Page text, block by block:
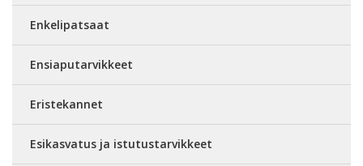
Enkelipatsaat
Ensiaputarvikkeet
Eristekannet
Esikasvatus ja istutustarvikkeet